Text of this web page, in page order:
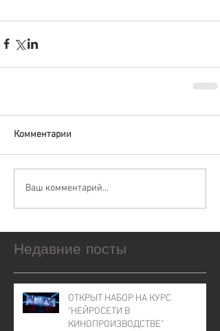
Комментарии
Ваш комментарий...
Недавние посты
ОТКРЫТ НАБОР НА КУРС
"НЕЙРОСЕТИ В
КИНОПРОИЗВОДСТВЕ"